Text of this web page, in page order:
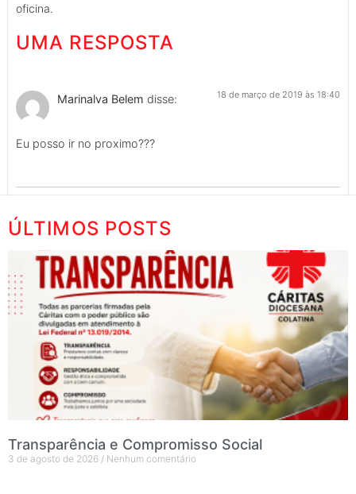
oficina.
UMA RESPOSTA
Marinalva Belem disse: 18 de março de 2019 às 18:40
Eu posso ir no proximo???
ÚLTIMOS POSTS
Transparência e Compromisso Social
3 de agosto de 2026 Nenhum comentário